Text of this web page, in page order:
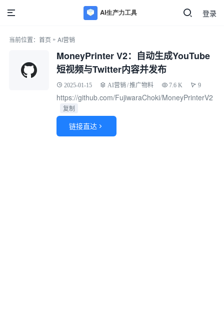
登录
当前位置： 首页 » AI营销
MoneyPrinter V2：自动生成YouTube
短视频与Twitter内容并发布
2025-01-15 AI营销/推广物料 7.6 K 9
https://github.com/FujiwaraChoki/MoneyPrinterV2
复制
链接直达 